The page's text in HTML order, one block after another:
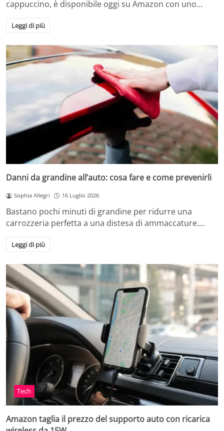
cappuccino, è disponibile oggi su Amazon con uno…
Leggi di più
Danni da grandine all’auto: cosa fare e come prevenirli
Sophia Allegri 16 Luglio 2026
Bastano pochi minuti di grandine per ridurre una
carrozzeria perfetta a una distesa di ammaccature.…
Leggi di più
Tech
Amazon taglia il prezzo del supporto auto con ricarica